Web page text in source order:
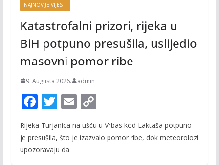
NAJNOVIJE VIJESTI
Katastrofalni prizori, rijeka u
BiH potpuno presušila, uslijedio
masovni pomor ribe
9. Augusta 2026. admin
F
e
b
T
itt
er
E
ai
C
p
Rijeka Turjanica na ušću u Vrbas kod Laktaša potpuno
je presušila, što je izazvalo pomor ribe, dok meteorolozi
upozoravaju da